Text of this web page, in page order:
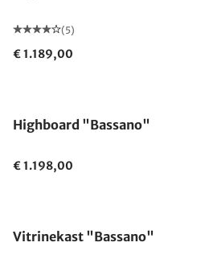
(5)
€ 1.189,00
Highboard "Bassano"
€ 1.198,00
Vitrinekast "Bassano"